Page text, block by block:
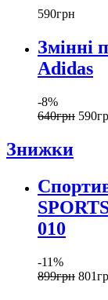
590грн
Змінні
Adidas
-8%
640грн 590
Знижки
010
-11%
899грн 801